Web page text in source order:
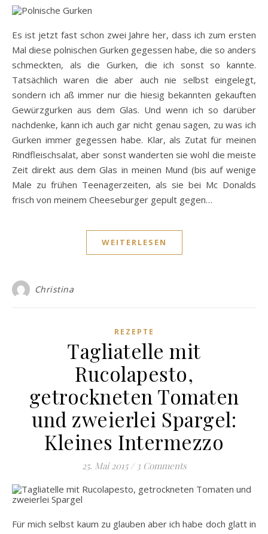
Es ist jetzt fast schon zwei Jahre her, dass ich zum ersten
Mal diese polnischen Gurken gegessen habe, die so anders
schmeckten, als die Gurken, die ich sonst so kannte.
Tatsächlich waren die aber auch nie selbst eingelegt,
sondern ich aß immer nur die hiesig bekannten gekauften
Gewürzgurken aus dem Glas. Und wenn ich so darüber
nachdenke, kann ich auch gar nicht genau sagen, zu was ich
Gurken immer gegessen habe. Klar, als Zutat für meinen
Rindfleischsalat, aber sonst wanderten sie wohl die meiste
Zeit direkt aus dem Glas in meinen Mund (bis auf wenige
Male zu frühen Teenagerzeiten, als sie bei Mc Donalds
frisch von meinem Cheeseburger gepult gegen…
WEITERLESEN
Christina
REZEPTE
Tagliatelle mit
Rucolapesto,
getrockneten Tomaten
und zweierlei Spargel:
Kleines Intermezzo
25. Mai 2015 / 3 Comments
Für mich selbst kaum zu glauben aber ich habe doch glatt in